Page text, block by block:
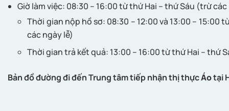
Giờ làm việc: 08:30 – 16:00 từ thứ Hai – thứ Sáu (trừ
Thời gian nộp hồ sơ: 08:30 – 12:00 và 13:00 – 15:00
các ngày lễ)
Thời gian trả kết quả: 13:00 – 16:00 từ thứ Hai – thứ
Bản đồ đường đi đến Trung tâm tiếp nhận thị thựcÁotại